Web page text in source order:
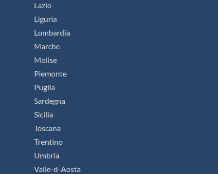
Lazio
Liguria
Lombardia
Marche
Molise
Piemonte
Puglia
Sardegna
Sicilia
Toscana
Trentino
Umbria
Valle-d-Aosta